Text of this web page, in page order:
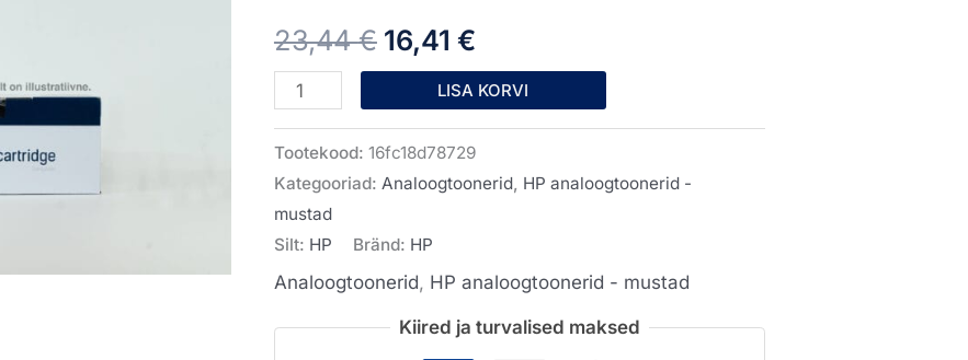
23,44€ oli:
23,44 €.
16,41 €on:
16,41 €.
must
kogus
LISA KORVI
Tootekood: 16fc18d78729
Kategooriad: Analoogtoonerid, HP analoogtoonerid -
mustad
Silt: HP Bränd: HP
Analoogtoonerid, HP analoogtoonerid - mustad
Kiired ja turvalised maksed